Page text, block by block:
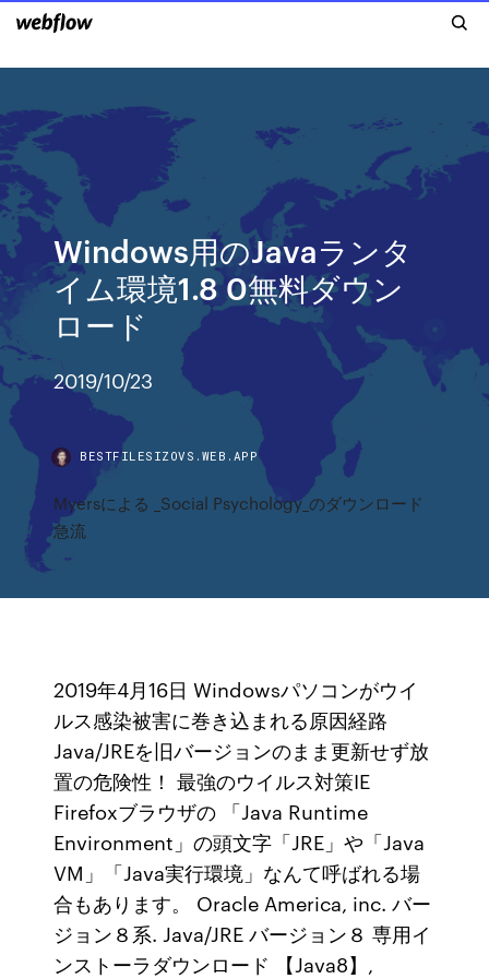
Windows用のJavaランタ
イム環境1.8 0無料ダウン
ロード
2019/10/23
BESTFILESIZOVS.WEB.APP
Myersによる _Social Psychology_のダウンロード
急流
2019年4月16日 Windowsパソコンがウイ
ルス感染被害に巻き込まれる原因経路
Java/JREを旧バージョンのまま更新せず放
置の危険性！ 最強のウイルス対策IE
Firefoxブラウザの 「Java Runtime
Environment」の頭文字「JRE」や「Java
VM」「Java実行環境」なんて呼ばれる場
合もあります。 Oracle America, inc. バー
ジョン８系. Java/JRE バージョン８ 専用イ
ンストーラダウンロード 【Java8】,